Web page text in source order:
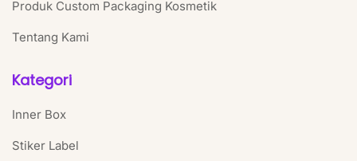
Produk Custom Packaging Kosmetik
Tentang Kami
Kategori
Inner Box
Stiker Label